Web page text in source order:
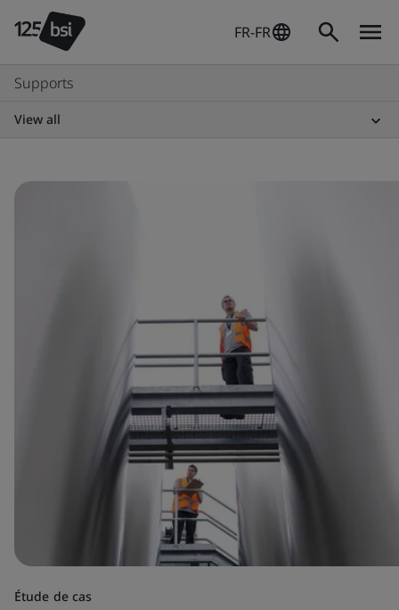
FR-FR
Supports
View all
Étude de cas